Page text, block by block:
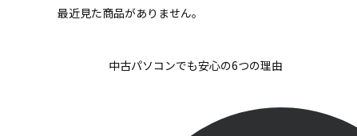
最近見た商品がありません。
中古パソコンでも安心の6つの理由